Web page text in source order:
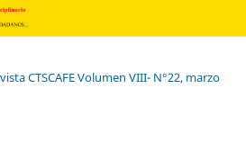
CTSCAFE Volumen VIII- N°22, marzo